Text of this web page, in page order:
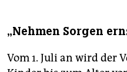
„Nehmen Sorgen
Vom 1. Juli an wird der